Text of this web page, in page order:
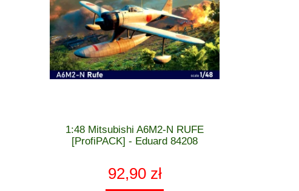
1:48 Mitsubishi A6M2-N RUFE
[ProfiPACK] - Eduard 84208
92,90 zł